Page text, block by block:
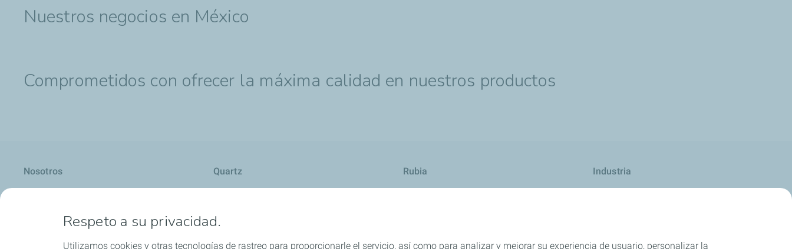
Nuestros negocios en México
Comprometidos con ofrecer la máxima calidad en nuestros productos
Nosotros Quartz Rubia Industria
Lubricantes y especialidades
Respeto a su privacidad.
Utilizamos cookies y otras tecnologías de rastreo para proporcionarle el servicio, así como para analizar y mejorar su experiencia de usuario, personalizar la